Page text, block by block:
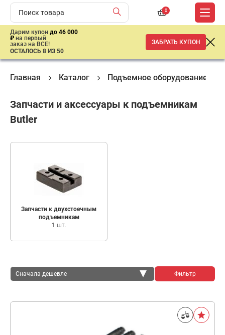
0
Дарим купон до 46 000
₽ на первый
заказ на ВСЕ!
ОСТАЛОСЬ 8 ИЗ 50
ЗАБРАТЬ КУПОН
Главная Каталог Подъемное оборудование
Запчасти и аксессуары к подъемникам
Butler
Запчасти к двухстоечным
подъемникам
1 шт.
Сначала дешевле Фильтр